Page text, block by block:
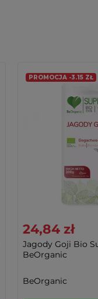
PROMOCJA -3.15 ZŁ
24,84 zł
Jagody Goji Bio
BeOrganic
BeOrganic